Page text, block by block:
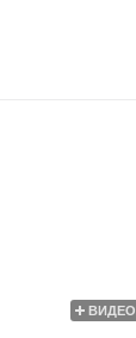
ВИДЕО